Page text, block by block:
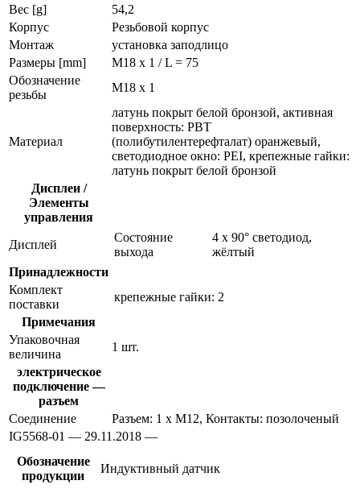
Вес [g]
54,2
Корпус
Резьбовой корпус
Монтаж
установка заподлицо
Размеры [mm]
M18 x 1 / L = 75
Обозначение
резьбы
M18 x 1
Материал
латунь покрыт белой бронзой, активная
поверхность: PBT
(полибутилентерефталат) оранжевый,
светодиодное окно: PEI, крепежные гайки:
латунь покрыт белой бронзой
Дисплеи /
Элементы
управления
Дисплей
Состояние
выхода
4 x 90° светодиод,
жёлтый
Принадлежности
Комплект
поставки
крепежные гайки: 2
Примечания
Упаковочная
величина
1 шт.
электрическое
подключение —
разъем
Соединение
Разъем: 1 x M12, Контакты: позолоченый
IG5568-01 — 29.11.2018 —
Обозначение
продукции
Индуктивный датчик